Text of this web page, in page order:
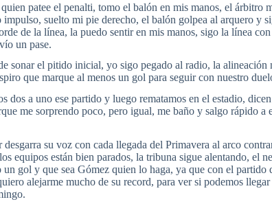
patee el penalti, tomo el balón en mis manos, el árbitro
suelto mi pie derecho, el balón golpea al arquero y
de la línea, la puedo sentir en mis manos, sigo la línea
un pase.
sonar el pitido inicial, yo sigo pegado al radio, la alineación
que marque al menos un gol para seguir con nuestro
dos a uno ese partido y luego rematamos en el estadio,
me sorprendo poco, pero igual, me baño y salgo rápido a
desgarra su voz con cada llegada del Primavera al arco
equipos están bien parados, la tribuna sigue alentando, el
un gol y que sea Gómez quien lo haga, ya que con el partido
alejarme mucho de su record, para ver si podemos llegar